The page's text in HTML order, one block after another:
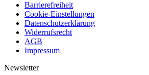
Barrierefreiheit
Cookie-Einstellungen
Datenschutzerklärung
Widerrufsrecht
AGB
Impressum
Newsletter